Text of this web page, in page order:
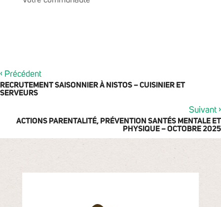
‹ Précédent
RECRUTEMENT SAISONNIER À NISTOS – CUISINIER ET
SERVEURS
Suivant ›
ACTIONS PARENTALITÉ, PRÉVENTION SANTÉS MENTALE ET
PHYSIQUE – OCTOBRE 2025